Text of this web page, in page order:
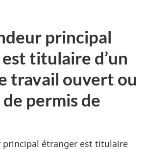
principal
titulaire d’un
travail ouvert ou
permis de
principal étranger est titulaire